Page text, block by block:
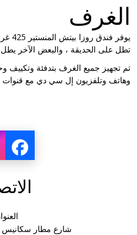
الغرف
تطل على الحديقة ، والبعض الآخر
تم تجهيز جميع الغرف بتدفئة
وهاتف وتلفزيون إل سي دي مع قنوات
شارع مطار سكانيس ،